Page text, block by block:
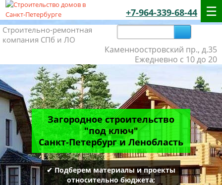
+7-964-339-68-44
Строительно-ремонтная
компания СПб и ЛО
Каменноостровский пр., д.35
Ежедневно с 10 до 20
Загородное строительство
"под ключ"
Санкт-Петербург и Ленобласть
✔ Подберем материалы и проекты
относительно бюджета;